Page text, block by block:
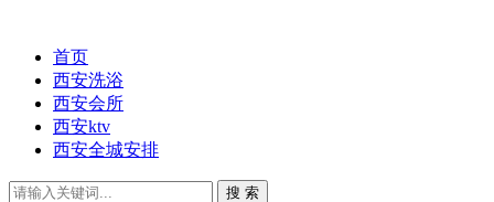
首页
西安洗浴
西安会所
西安ktv
西安全城安排
搜 索